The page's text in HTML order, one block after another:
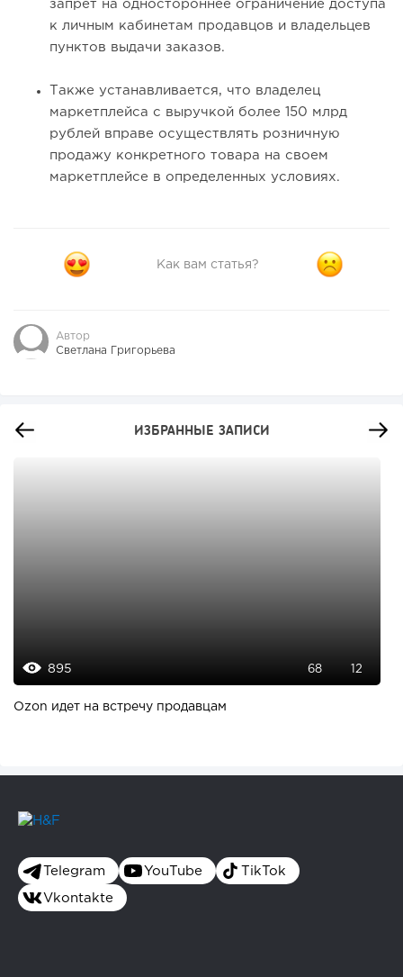
запрет на одностороннее ограничение доступа
к личным кабинетам продавцов и владельцев
пунктов выдачи заказов.
Также устанавливается, что владелец
маркетплейса с выручкой более 150 млрд
рублей вправе осуществлять розничную
продажу конкретного товара на своем
маркетплейсе в определенных условиях.
Как вам статья?
Автор
Светлана Григорьева
ИЗБРАННЫЕ ЗАПИСИ
895 68 12
Ozon идет на встречу продавцам
Telegram YouTube TikTok
Vkontakte